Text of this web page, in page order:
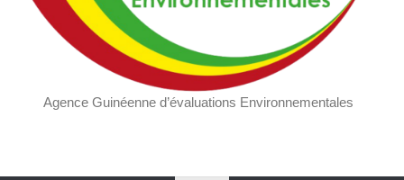
Agence Guinéenne d’évaluations Environnementales